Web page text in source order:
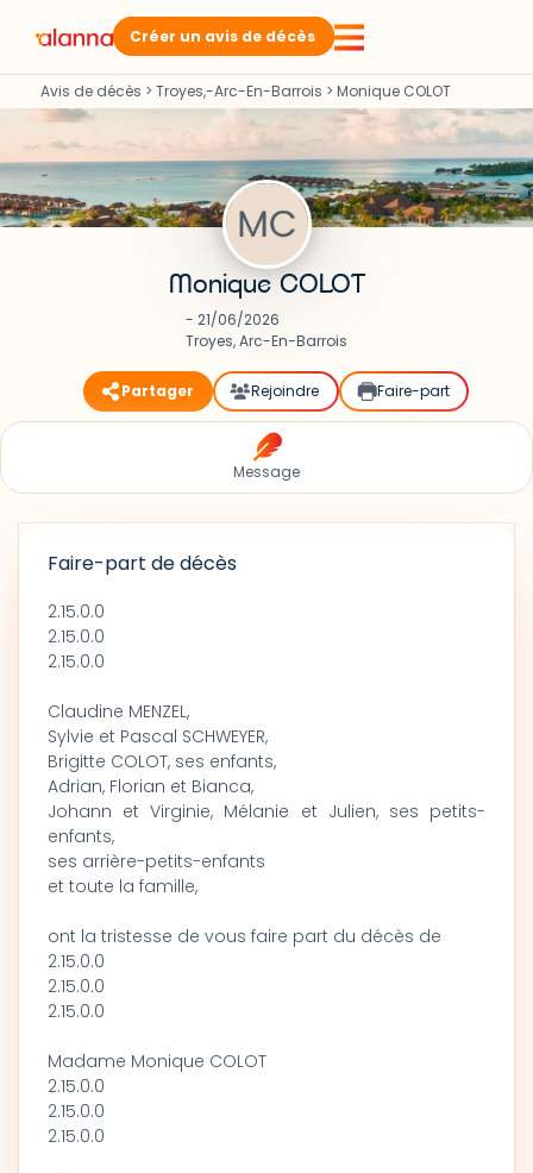
Créer un avis de décès
Avis de décès > Troyes,-Arc-En-Barrois > Monique COLOT
Monique COLOT
- 21/06/2026
Troyes, Arc-En-Barrois
Partager Rejoindre Faire-part
Message
Faire-part de décès
2.15.0.0
2.15.0.0
2.15.0.0
Claudine MENZEL,
Sylvie et Pascal SCHWEYER,
Brigitte COLOT, ses enfants,
Adrian, Florian et Bianca,
Johann et Virginie, Mélanie et Julien, ses petits-
enfants,
ses arrière-petits-enfants
et toute la famille,
ont la tristesse de vous faire part du décès de
2.15.0.0
2.15.0.0
2.15.0.0
Madame Monique COLOT
2.15.0.0
2.15.0.0
2.15.0.0